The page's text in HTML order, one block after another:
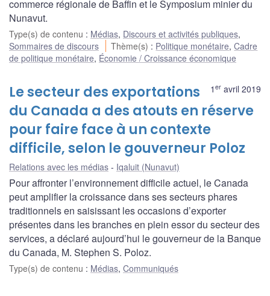
commerce régionale de Baffin et le Symposium minier du
Nunavut.
Type(s) de contenu : Médias, Discours et activités publiques,
Sommaires de discours
Thème(s) : Politique monétaire,Cadre
de politique monétaire, Économie / Croissance économique
1 er avril 2019
Le secteur des exportations
du Canada a des atouts en réserve
pour faire face à un contexte
difficile, selon le gouverneur Poloz
Relations avec les médias Iqaluit (Nunavut)
Pour affronter l’environnement difficile actuel, le Canada
peut amplifier la croissance dans ses secteurs phares
traditionnels en saisissant les occasions d’exporter
présentes dans les branches en plein essor du secteur des
services, a déclaré aujourd’hui le gouverneur de la Banque
du Canada, M. Stephen S. Poloz.
Type(s) de contenu : Médias, Communiqués